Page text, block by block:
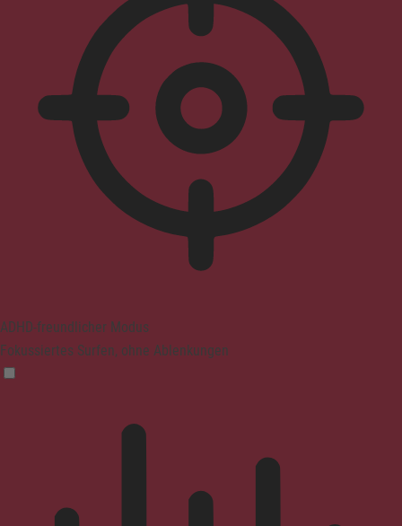
ADHD-freundlicher Modus
Fokussiertes Surfen, ohne Ablenkungen